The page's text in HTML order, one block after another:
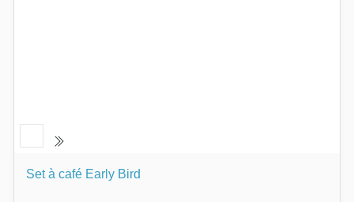
Set à café Early Bird